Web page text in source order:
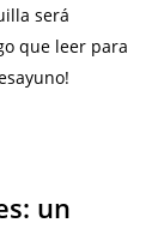
será
que leer para
un